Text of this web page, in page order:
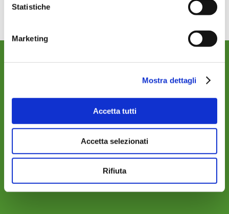
Statistiche
Marketing
Mostra dettagli
Accetta tutti
Accetta selezionati
Rifiuta